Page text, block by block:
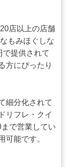
店以上の店舗
もみほぐしな
提供されて
方にぴったり
細分化されて
リフレ・クイ
で営業してい
可能です。